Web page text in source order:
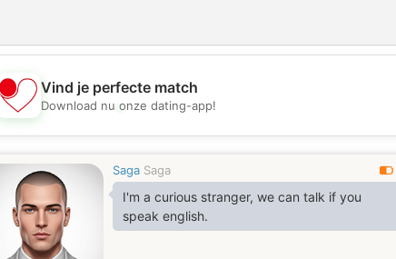
💖
Vind je perfecte match
Download nu onze dating-app!
Saga Saga
I'm a curious stranger, we can talk if you
speak english.